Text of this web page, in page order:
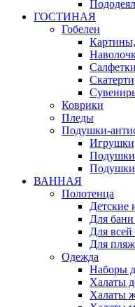
ГОСТИНАЯ
Гобелен
Салфетки
Скатерти
Коврики
Пледы
Подушки-
Игрушки
Подушки
ВАННАЯ
Полотенца
Детские
Для
Для всей
Для
Одежда
Наборы
Халаты
Халаты